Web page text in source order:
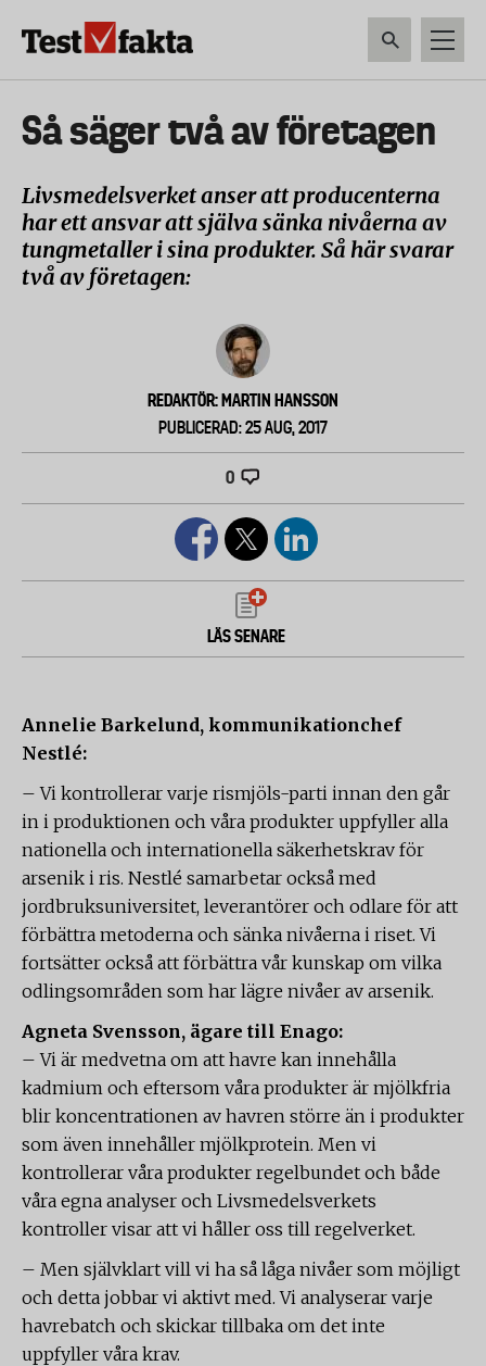
Huvudmeny
ny
HEM & HUSHÅLL LIVSMEDEL
Så säger två av företagen
Livsmedelsverket anser att producenterna
har ett ansvar att själva sänka nivåerna av
tungmetaller i sina produkter. Så här svarar
två av företagen:
REDAKTÖR: MARTIN HANSSON
PUBLICERAD: 25 AUG, 2017
0
LÄS SENARE
Annelie Barkelund, kommunikationchef
Nestlé:
– Vi kontrollerar varje rismjöls-parti innan den går
in i produktionen och våra produkter uppfyller alla
nationella och internationella säkerhetskrav för
arsenik i ris. Nestlé samarbetar också med
jordbruksuniversitet, leverantörer och odlare för att
förbättra metoderna och sänka nivåerna i riset. Vi
fortsätter också att förbättra vår kunskap om vilka
odlingsområden som har lägre nivåer av arsenik.
Agneta Svensson, ägare till Enago:
– Vi är medvetna om att havre kan innehålla
kadmium och eftersom våra produkter är mjölkfria
blir koncentrationen av havren större än i produkter
som även innehåller mjölkprotein. Men vi
kontrollerar våra produkter regelbundet och både
våra egna analyser och Livsmedelsverkets
kontroller visar att vi håller oss till regelverket.
– Men självklart vill vi ha så låga nivåer som möjligt
och detta jobbar vi aktivt med. Vi analyserar varje
havrebatch och skickar tillbaka om det inte
uppfyller våra krav.